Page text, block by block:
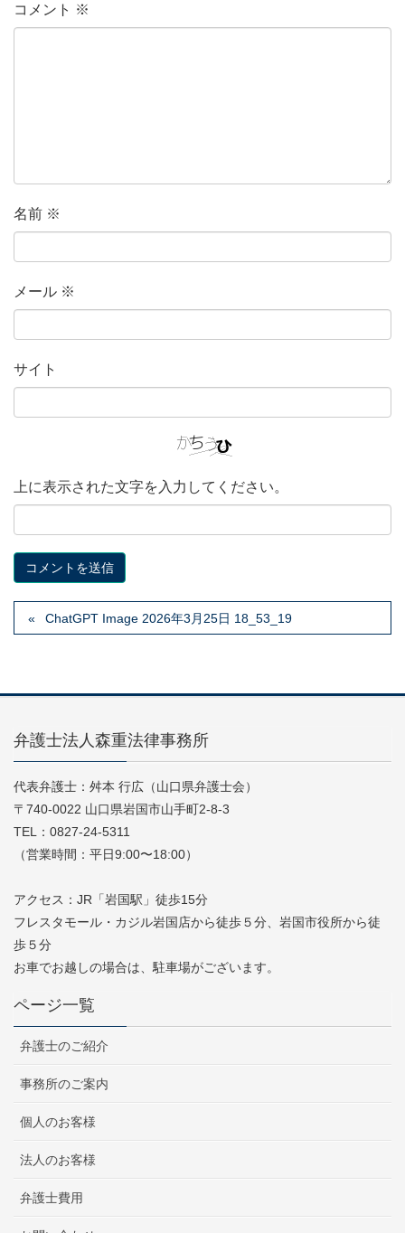
コメント ※
名前 ※
メール ※
サイト
上に表示された文字を入力してください。
ChatGPT Image 2026年3月25日 18_53_19
弁護士法人森重法律事務所
代表弁護士：舛本 行広（山口県弁護士会）
〒740-0022 山口県岩国市山手町2-8-3
TEL：0827-24-5311
（営業時間：平日9:00〜18:00）
アクセス：JR「岩国駅」徒歩15分
フレスタモール・カジル岩国店から徒歩５分、岩国市役所から徒
歩５分
お車でお越しの場合は、駐車場がございます。
ページ一覧
弁護士のご紹介
事務所のご案内
個人のお客様
法人のお客様
弁護士費用